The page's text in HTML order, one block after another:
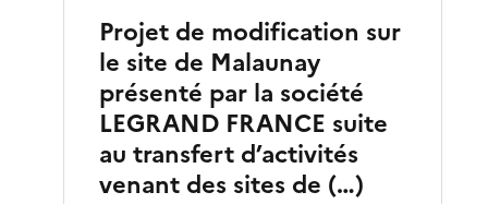
Projet de modification sur
le site de Malaunay
présenté par la société
LEGRAND FRANCE suite
au transfert d’activités
venant des sites de (…)